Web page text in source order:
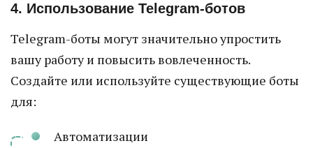
4. Использование Telegram-ботов
Telegram-боты могут значительно упростить
вашу работу и повысить вовлеченность.
Создайте или используйте существующие боты
для:
Автоматизации